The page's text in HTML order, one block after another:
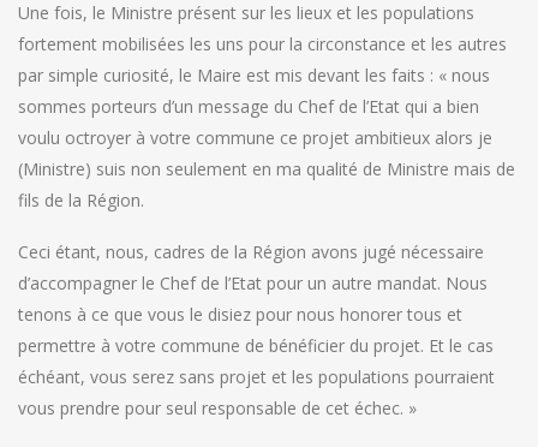
Une fois, le Ministre présent sur les lieux et les populations
fortement mobilisées les uns pour la circonstance et les autres
par simple curiosité, le Maire est mis devant les faits : « nous
sommes porteurs d’un message du Chef de l’Etat qui a bien
voulu octroyer à votre commune ce projet ambitieux alors je
(Ministre) suis non seulement en ma qualité de Ministre mais de
fils de la Région.
Ceci étant, nous, cadres de la Région avons jugé nécessaire
d’accompagner le Chef de l’Etat pour un autre mandat. Nous
tenons à ce que vous le disiez pour nous honorer tous et
permettre à votre commune de bénéficier du projet. Et le cas
échéant, vous serez sans projet et les populations pourraient
vous prendre pour seul responsable de cet échec. »